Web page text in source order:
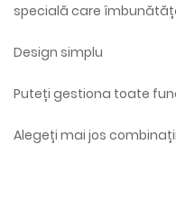
specială care
Design simplu
Puteți gestiona toate
Alegeți mai jos